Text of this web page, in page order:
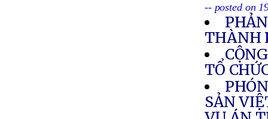
-- posted on
THÀNH
TỔ
SẢN